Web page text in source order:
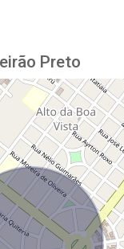
Preto